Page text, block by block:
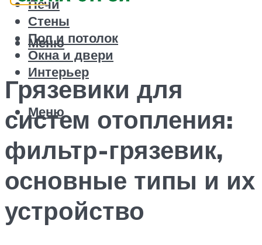
Печи
Стены
Пол и потолок
Окна и двери
Интерьер
Меню
Меню
Грязевики для
систем отопления:
фильтр-грязевик,
основные типы и их
устройство